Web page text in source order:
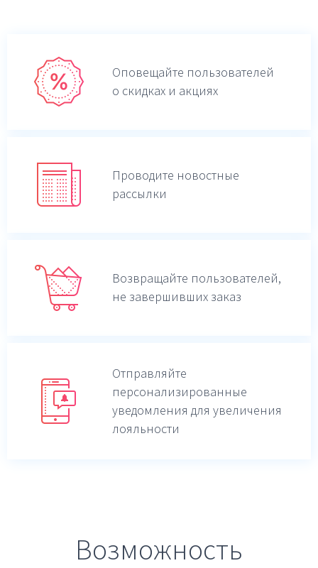
Оповещайте пользователей
о скидках и акциях
Проводите новостные
рассылки
Возвращайте пользователей,
не завершивших заказ
Отправляйте
персонализированные
уведомления для увеличения
лояльности
Возможность